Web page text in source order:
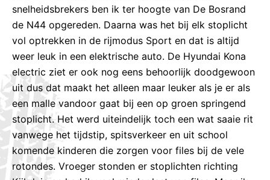
snelheidsbrekers ben ik ter hoogte van De Bosrand
de N44 opgereden. Daarna was het bij elk stoplicht
vol optrekken in de rijmodus Sport en dat is altijd
weer leuk in een elektrische auto. De Hyundai Kona
electric ziet er ook nog eens behoorlijk doodgewoon
uit dus dat maakt het alleen maar leuker als je er als
een malle vandoor gaat bij een op groen springend
stoplicht. Het werd uiteindelijk toch een wat saaie rit
vanwege het tijdstip, spitsverkeer en uit school
komende kinderen die zorgen voor files bij de vele
rotondes. Vroeger stonden er stoplichten richting